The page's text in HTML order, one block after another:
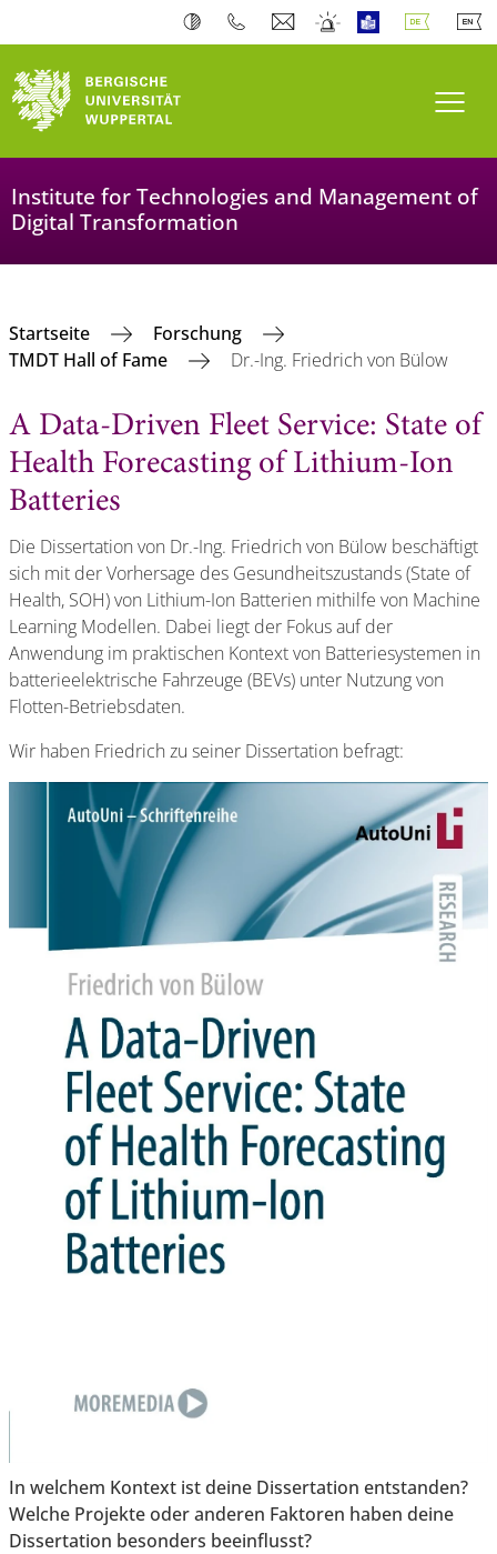
Institute for Technologies and Management of
Digital Transformation
Startseite
Forschung
TMDT Hall of Fame
Dr.-Ing. Friedrich von Bülow
A Data-Driven Fleet Service: State of
Health Forecasting of Lithium-Ion
Batteries
Die Dissertation von Dr.-Ing. Friedrich von Bülow beschäftigt
sich mit der Vorhersage des Gesundheitszustands (State of
Health, SOH) von Lithium-Ion Batterien mithilfe von Machine
Learning Modellen. Dabei liegt der Fokus auf der
Anwendung im praktischen Kontext von Batteriesystemen in
batterieelektrische Fahrzeuge (BEVs) unter Nutzung von
Flotten-Betriebsdaten.
Wir haben Friedrich zu seiner Dissertation befragt:
In welchem Kontext ist deine Dissertation entstanden?
Welche Projekte oder anderen Faktoren haben deine
Dissertation besonders beeinflusst?